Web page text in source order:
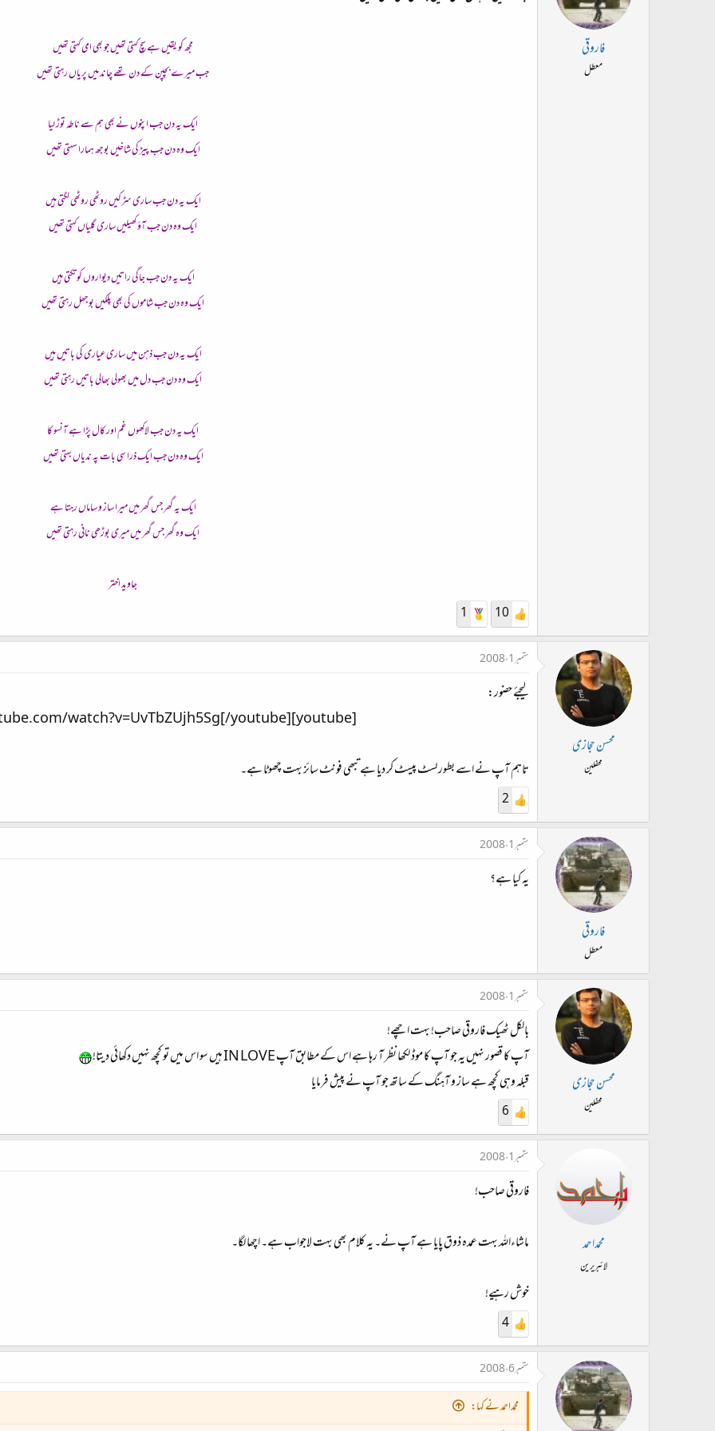
فاروقی
معطل
مجھ کو یقیں ہے سچ کہتی تھیں جو بھی امی کہتی تھیں
جب میرے بچپن کے دن تھے چاند میں پریاں رہتی تھیں
ایک یہ دن جب اپنوں نے بھی ہم سے ناطہ توڑ لیا
ایک وہ دن جب پیڑ کی شاخیں بوجھ ہمارا سہتی تھیں
ایک یہ دن جب ساری سڑکیں روٹھی روٹھی لگتی ہیں
ایک وہ دن جب آؤ کھیلیں ساری گلیاں کہتی تھیں
ایک یہ دن جب جاگی راتیں دیواروں کو تکتی ہیں
ایک وہ دن جب شاموں کی بھی پلکیں بوجھل رہتی تھیں
ایک یہ دن جب ذہن میں ساری عیاری کی باتیں ہیں
ایک وہ دن جب دل میں بھولی بھالی باتیں رہتی تھیں
ایک یہ دن جب لاکھوں غم اور کال پڑا ہے آنسو کا
ایک وہ دن جب ایک ذرا سی بات پہ ندیاں بہتی تھیں
ایک یہ گھر جس گھر میں میرا ساز و ساماں رہتا ہے
ایک وہ گھر جس گھر میں میری بوڑھی نانی رہتی تھیں
جاوید اختر
10
1
محسن حجازی
محفلین
ستمبر 1، 2008
لیجئے حضور:
[youtube]http://www.youtube.com/watch?v=UvTbZUjh5Sg[/youtube]​
تاہم آپ نے اسے بطور لسٹ پیسٹ کر دیا ہے تبھی فونٹ سائز بہت چھوٹا ہے۔
2
فاروقی
معطل
ستمبر 1، 2008
یہ کیا ہے؟
محسن حجازی
محفلین
ستمبر 1، 2008
بالکل ٹھیک فاروقی صاحب! بہت اچھے!
آپ کا قصور نہیں یہ جو آپ کا موڈ لکھا نظر آ رہا ہے اس کے مطابق آپ IN LOVE ہیں سو اس میں تو کچھ نہیں دکھائی دیتا!
قبلہ وہی کچھ ہے ساز و آہنگ کے ساتھ جو آپ نے پیش فرمایا
6
محمداحمد
لائبریرین
ستمبر 1، 2008
فاروقی صاحب!
ماشاءاللہ بہت عمدہ ذوق پایا ہے آپ نے۔ یہ کلام بھی بہت لاجواب ہے۔ اچھا لگا۔
خوش رہیے!
4
ستمبر 6، 2008
محمداحمد نے کہا: